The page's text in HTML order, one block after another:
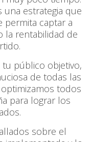
una estrategia que
permita captar a
la rentabilidad de
público objetivo,
de todas las
todos
para lograr los
sobre el